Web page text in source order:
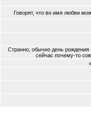
Говорят, что во имя любви
Странно, обычно день
сейчас почему-то